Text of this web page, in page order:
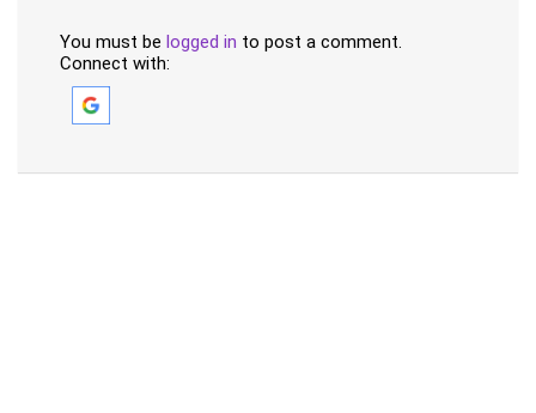
You must be logged in to post a comment.
Connect with: